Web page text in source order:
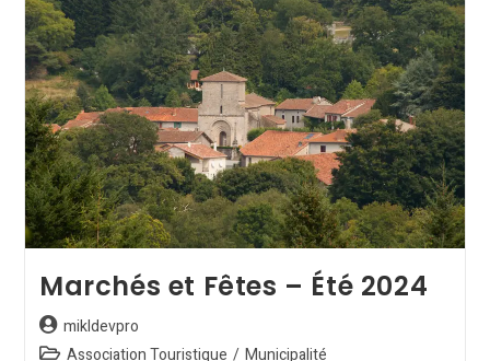
Marchés et Fêtes – Été 2024
mikldevpro
Association Touristique / Municipalité